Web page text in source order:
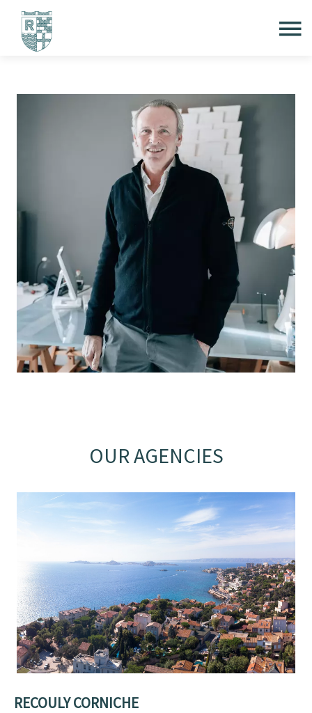
OUR AGENCIES
RECOULY CORNICHE